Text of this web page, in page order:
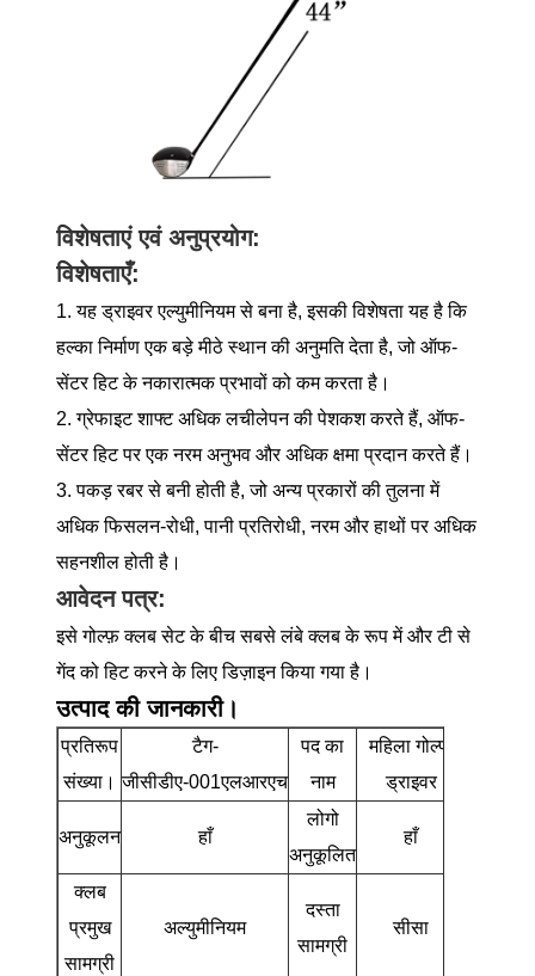
विशेषताएं एवं अनुप्रयोग:
विशेषताएँ:
1. यह ड्राइवर एल्युमीनियम से बना है, इसकी विशेषता यह है कि
हल्का निर्माण एक बड़े मीठे स्थान की अनुमति देता है, जो ऑफ-
सेंटर हिट के नकारात्मक प्रभावों को कम करता है।
2. ग्रेफाइट शाफ्ट अधिक लचीलेपन की पेशकश करते हैं, ऑफ-
सेंटर हिट पर एक नरम अनुभव और अधिक क्षमा प्रदान करते हैं।
3. पकड़ रबर से बनी होती है, जो अन्य प्रकारों की तुलना में
अधिक फिसलन-रोधी, पानी प्रतिरोधी, नरम और हाथों पर अधिक
सहनशील होती है।
आवेदन पत्र:
इसे गोल्फ़ क्लब सेट के बीच सबसे लंबे क्लब के रूप में और टी से
गेंद को हिट करने के लिए डिज़ाइन किया गया है।
उत्पाद की जानकारी।
प्रतिरूप
संख्या।
टैग-
जीसीडीए-001एलआरएच
पद का
नाम
महिला गोल्फ
ड्राइवर
अनुकूलन हाँ
लोगो
अनुकूलित
हाँ
क्लब
प्रमुख
सामग्री
अल्युमीनियम
दस्ता
सामग्री
सीसा